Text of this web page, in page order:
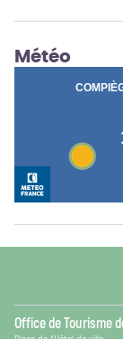
Météo
Office de Tourisme